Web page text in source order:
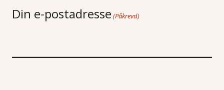
Din e-postadresse (Påkrevd)